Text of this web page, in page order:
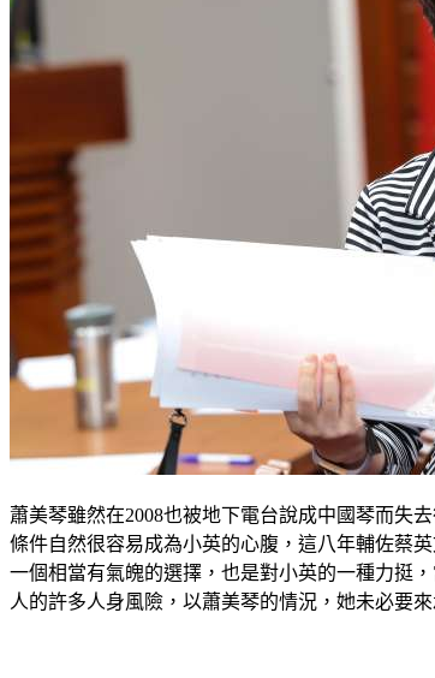
蕭美琴雖然在2008也被地下電台說成中國琴而失
條件自然很容易成為小英的心腹，這八年輔佐蔡
一個相當有氣魄的選擇，也是對小英的一種力挺
人的許多人身風險，以蕭美琴的情況，她未必要